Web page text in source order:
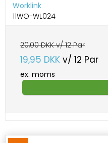
Worklink
11WO-WL024
20,00 DKK v/ 12 Par
19,95 DKK v/ 12 Par
ex. moms